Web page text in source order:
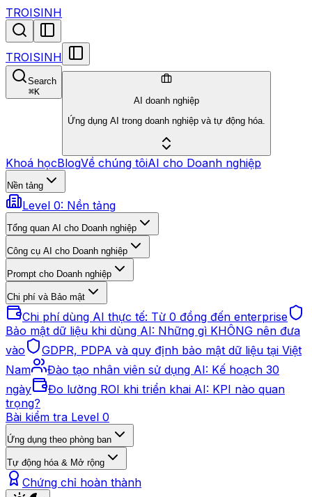
TROISINH
TROISINH
Search
⌘K
AI doanh nghiệp
Ứng dụng AI trong doanh nghiệp và tự động hóa.
Khoá họcBlogVề chúng tôiAI cho Doanh nghiệp
Nền tảng
Level 0: Nền tảng
Tổng quan AI cho Doanh nghiệp
Công cụ AI cho Doanh nghiệp
Prompt cho Doanh nghiệp
Chi phí và Bảo mật
Chi phí dùng AI thực tế: Từ 0 đồng đến enterprise
Bảo mật dữ liệu khi dùng AI: Những gì KHÔNG nên đưa
vào
GDPR, PDPA và quy định bảo mật dữ liệu tại Việt
Nam
Đào tạo nhân viên sử dụng AI: Kế hoạch 30
ngày
Đo lường ROI khi triển khai AI: KPI nào quan
trọng?
Bài kiểm tra Level 0
Ứng dụng theo phòng ban
Tự động hóa & Mở rộng
Chứng chỉ hoàn thành